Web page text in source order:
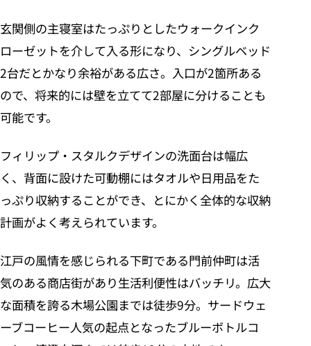
玄関側の主寝室はたっぷりとしたウォークインク
ローゼットを介して入る形になり、シングルベッド
2台だとかなり余裕がある広さ。入口が2箇所ある
ので、将来的には壁を立てて2部屋に分けることも
可能です。
フィリップ・スタルクデザインの洗面台は幅広
く、背面に設けた可動棚にはタオルや日用品をた
っぷり収納することができ、とにかく全体的な収納
計画がよく考えられています。
江戸の風情を感じられる下町である門前仲町は活
気のある商店街があり生活利便性はバッチリ。広大
な面積を誇る木場公園までは徒歩9分。サードウェ
ーブコーヒー人気の起点となったブルーボトルコ